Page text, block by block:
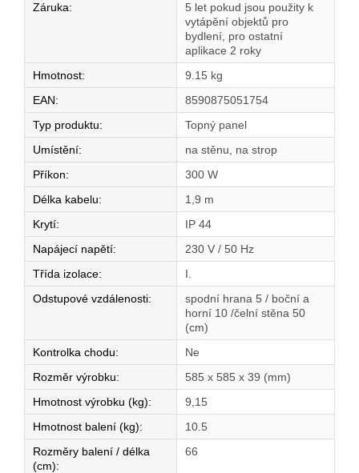
Záruka:
5 let pokud jsou použity k
vytápění objektů pro
bydlení, pro ostatní
aplikace 2 roky
Hmotnost:
9.15 kg
EAN:
8590875051754
Typ produktu:
Topný panel
Umístění:
na stěnu, na strop
Příkon:
300 W
Délka kabelu:
1,9 m
Krytí:
IP 44
Napájecí napětí:
230 V / 50 Hz
Třída izolace:
I.
Odstupové vzdálenosti:
spodní hrana 5 / boční a
horní 10 /čelní stěna 50
(cm)
Kontrolka chodu:
Ne
Rozměr výrobku:
585 x 585 x 39 (mm)
Hmotnost výrobku (kg):
9,15
Hmotnost balení (kg):
10.5
Rozměry balení / délka
(cm):
66